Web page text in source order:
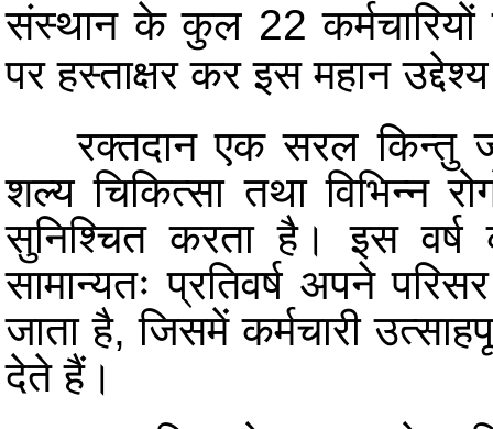
संस्थान के कुल 22 कर्मचारियों
पर हस्ताक्षर कर इस महान
रक्तदान एक सरल किन्तु
शल्य चिकित्सा तथा विभिन्न
सुनिश्चित करता है। इस वर्ष
सामान्यतः प्रतिवर्ष अपने
जाता है, जिसमें कर्मचारी
देते हैं।